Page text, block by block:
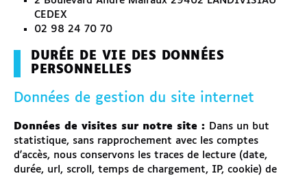
CEDEX
02 98 24 70 70
DURÉE DE VIE DES DONNÉES
PERSONNELLES
Données de gestion du site internet
Données de visites sur notre site : Dans un but
statistique, sans rapprochement avec les comptes
d'accès, nous conservons les traces de lecture (date,
durée, url, scroll, temps de chargement, IP, cookie) de